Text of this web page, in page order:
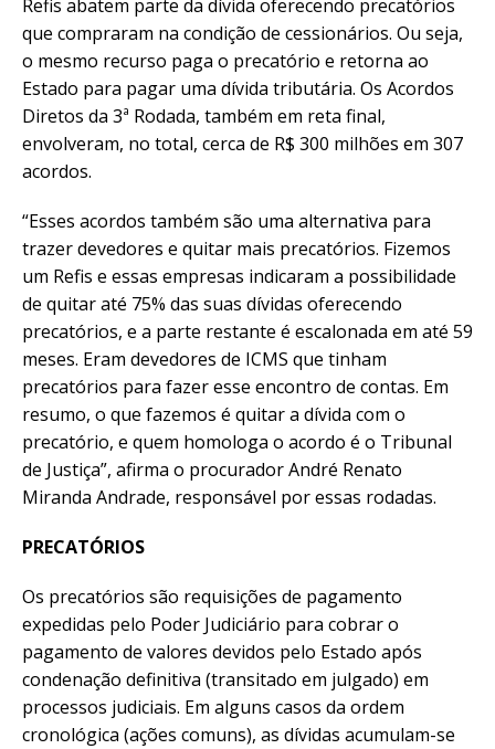
Refis abatem parte da dívida oferecendo precatórios
que compraram na condição de cessionários. Ou seja,
o mesmo recurso paga o precatório e retorna ao
Estado para pagar uma dívida tributária. Os Acordos
Diretos da 3ª Rodada, também em reta final,
envolveram, no total, cerca de R$ 300 milhões em 307
acordos.
“Esses acordos também são uma alternativa para
trazer devedores e quitar mais precatórios. Fizemos
um Refis e essas empresas indicaram a possibilidade
de quitar até 75% das suas dívidas oferecendo
precatórios, e a parte restante é escalonada em até 59
meses. Eram devedores de ICMS que tinham
precatórios para fazer esse encontro de contas. Em
resumo, o que fazemos é quitar a dívida com o
precatório, e quem homologa o acordo é o Tribunal
de Justiça”, afirma o procurador André Renato
Miranda Andrade, responsável por essas rodadas.
PRECATÓRIOS
Os precatórios são requisições de pagamento
expedidas pelo Poder Judiciário para cobrar o
pagamento de valores devidos pelo Estado após
condenação definitiva (transitado em julgado) em
processos judiciais. Em alguns casos da ordem
cronológica (ações comuns), as dívidas acumulam-se